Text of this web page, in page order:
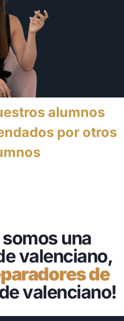
alumnos
por otros
somos una
valenciano,
de
valenciano!